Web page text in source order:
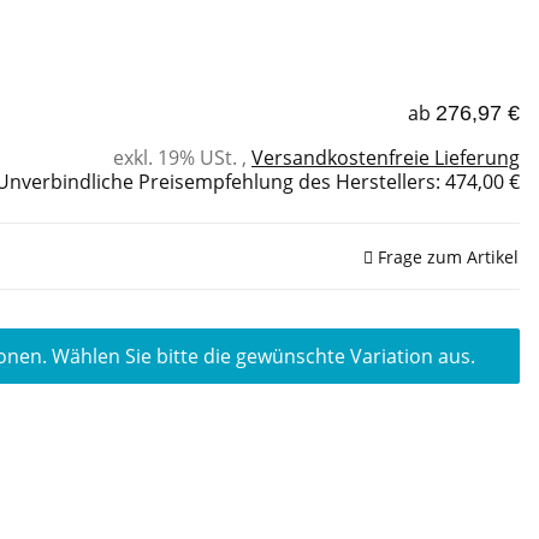
ab 276,97 €
exkl. 19% USt. , Versandkostenfreie Lieferung
Preisempfehlung des Herstellers: 474,00 €
Frage zum Artikel
Wählen Sie bitte die gewünschte Variation aus.